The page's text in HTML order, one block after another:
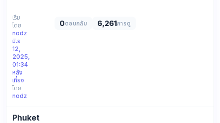
คือ
อะไร?
คือ
บริการ
จัด
โปรแกรม
ท่อง
เที่ยว
รวม
เริ่ม
โดย
nodz
มิ.ย
12,
2025,
01:34
หลัง
เที่ยง
โดย
nodz
0ตอบกลับ 6,261 การดู
Phuket